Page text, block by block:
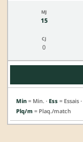
15
0
Min = Min. · Ess = Essais ·
Plq/m = Plaq./match